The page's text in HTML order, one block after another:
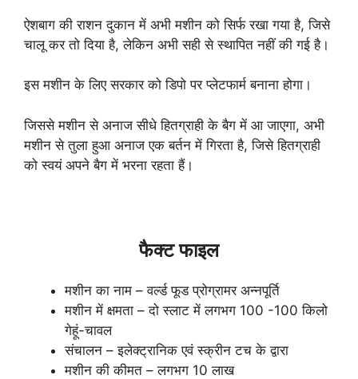
ऐशबाग की राशन दुकान में अभी मशीन को सिर्फ रखा गया है, जिसे
चालू कर तो दिया है, लेकिन अभी सही से स्थापित नहीं की गई है।
इस मशीन के लिए सरकार को डिपो पर प्लेटफार्म बनाना होगा।
जिससे मशीन से अनाज सीधे हितग्राही के बैग में आ जाएगा, अभी
मशीन से तुला हुआ अनाज एक बर्तन में गिरता है, जिसे हितग्राही
को स्वयं अपने बैग में भरना रहता हैं।
फैक्ट फाइल
मशीन का नाम – वर्ल्ड फूड प्रोग्रामर अन्नपूर्ति
मशीन में क्षमता – दो स्लाट में लगभग 100 -100 किलो
गेहूं-चावल
संचालन – इलेक्ट्रानिक एवं स्क्रीन टच के द्वारा
मशीन की कीमत – लगभग 10 लाख